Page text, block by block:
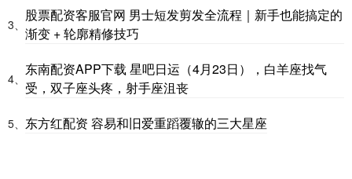
3、
股票配资客服官网 男士短发剪发全流程｜新手也能搞定的
渐变 + 轮廓精修技巧
4、
东南配资APP下载 星吧日运（4月23日），白羊座找气
受，双子座头疼，射手座沮丧
5、 东方红配资 容易和旧爱重蹈覆辙的三大星座